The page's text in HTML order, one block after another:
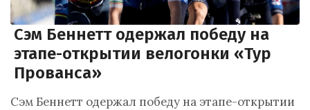
Сэм Беннетт одержал победу на
этапе-открытии велогонки «Тур
Прованса»
Сэм Беннетт одержал победу на этапе-открытии